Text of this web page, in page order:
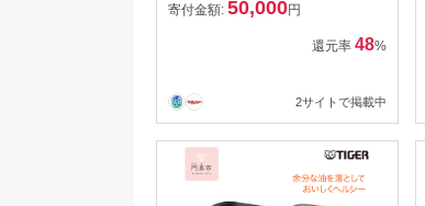
寄付金額: 50,000円
還元率48%
2サイトで掲載中